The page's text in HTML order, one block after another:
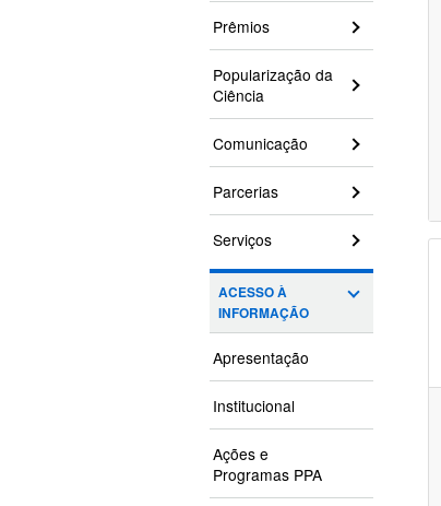
Prêmios
Popularização da
Ciência
Comunicação
Parcerias
Serviços
ACESSO À
INFORMAÇÃO
Apresentação
Institucional
Ações e
Programas PPA